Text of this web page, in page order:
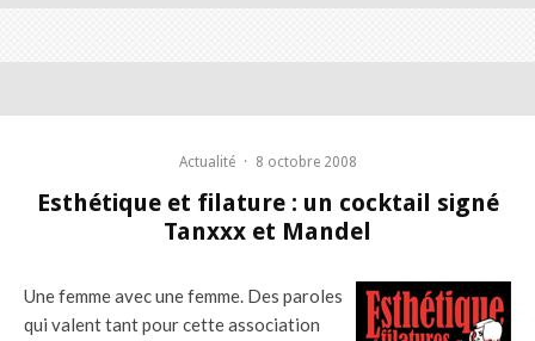
Actualité · 8 octobre 2008
Esthétique et filature : un cocktail signé
Tanxxx et Mandel
Une femme avec une femme. Des paroles
qui valent tant pour cette association